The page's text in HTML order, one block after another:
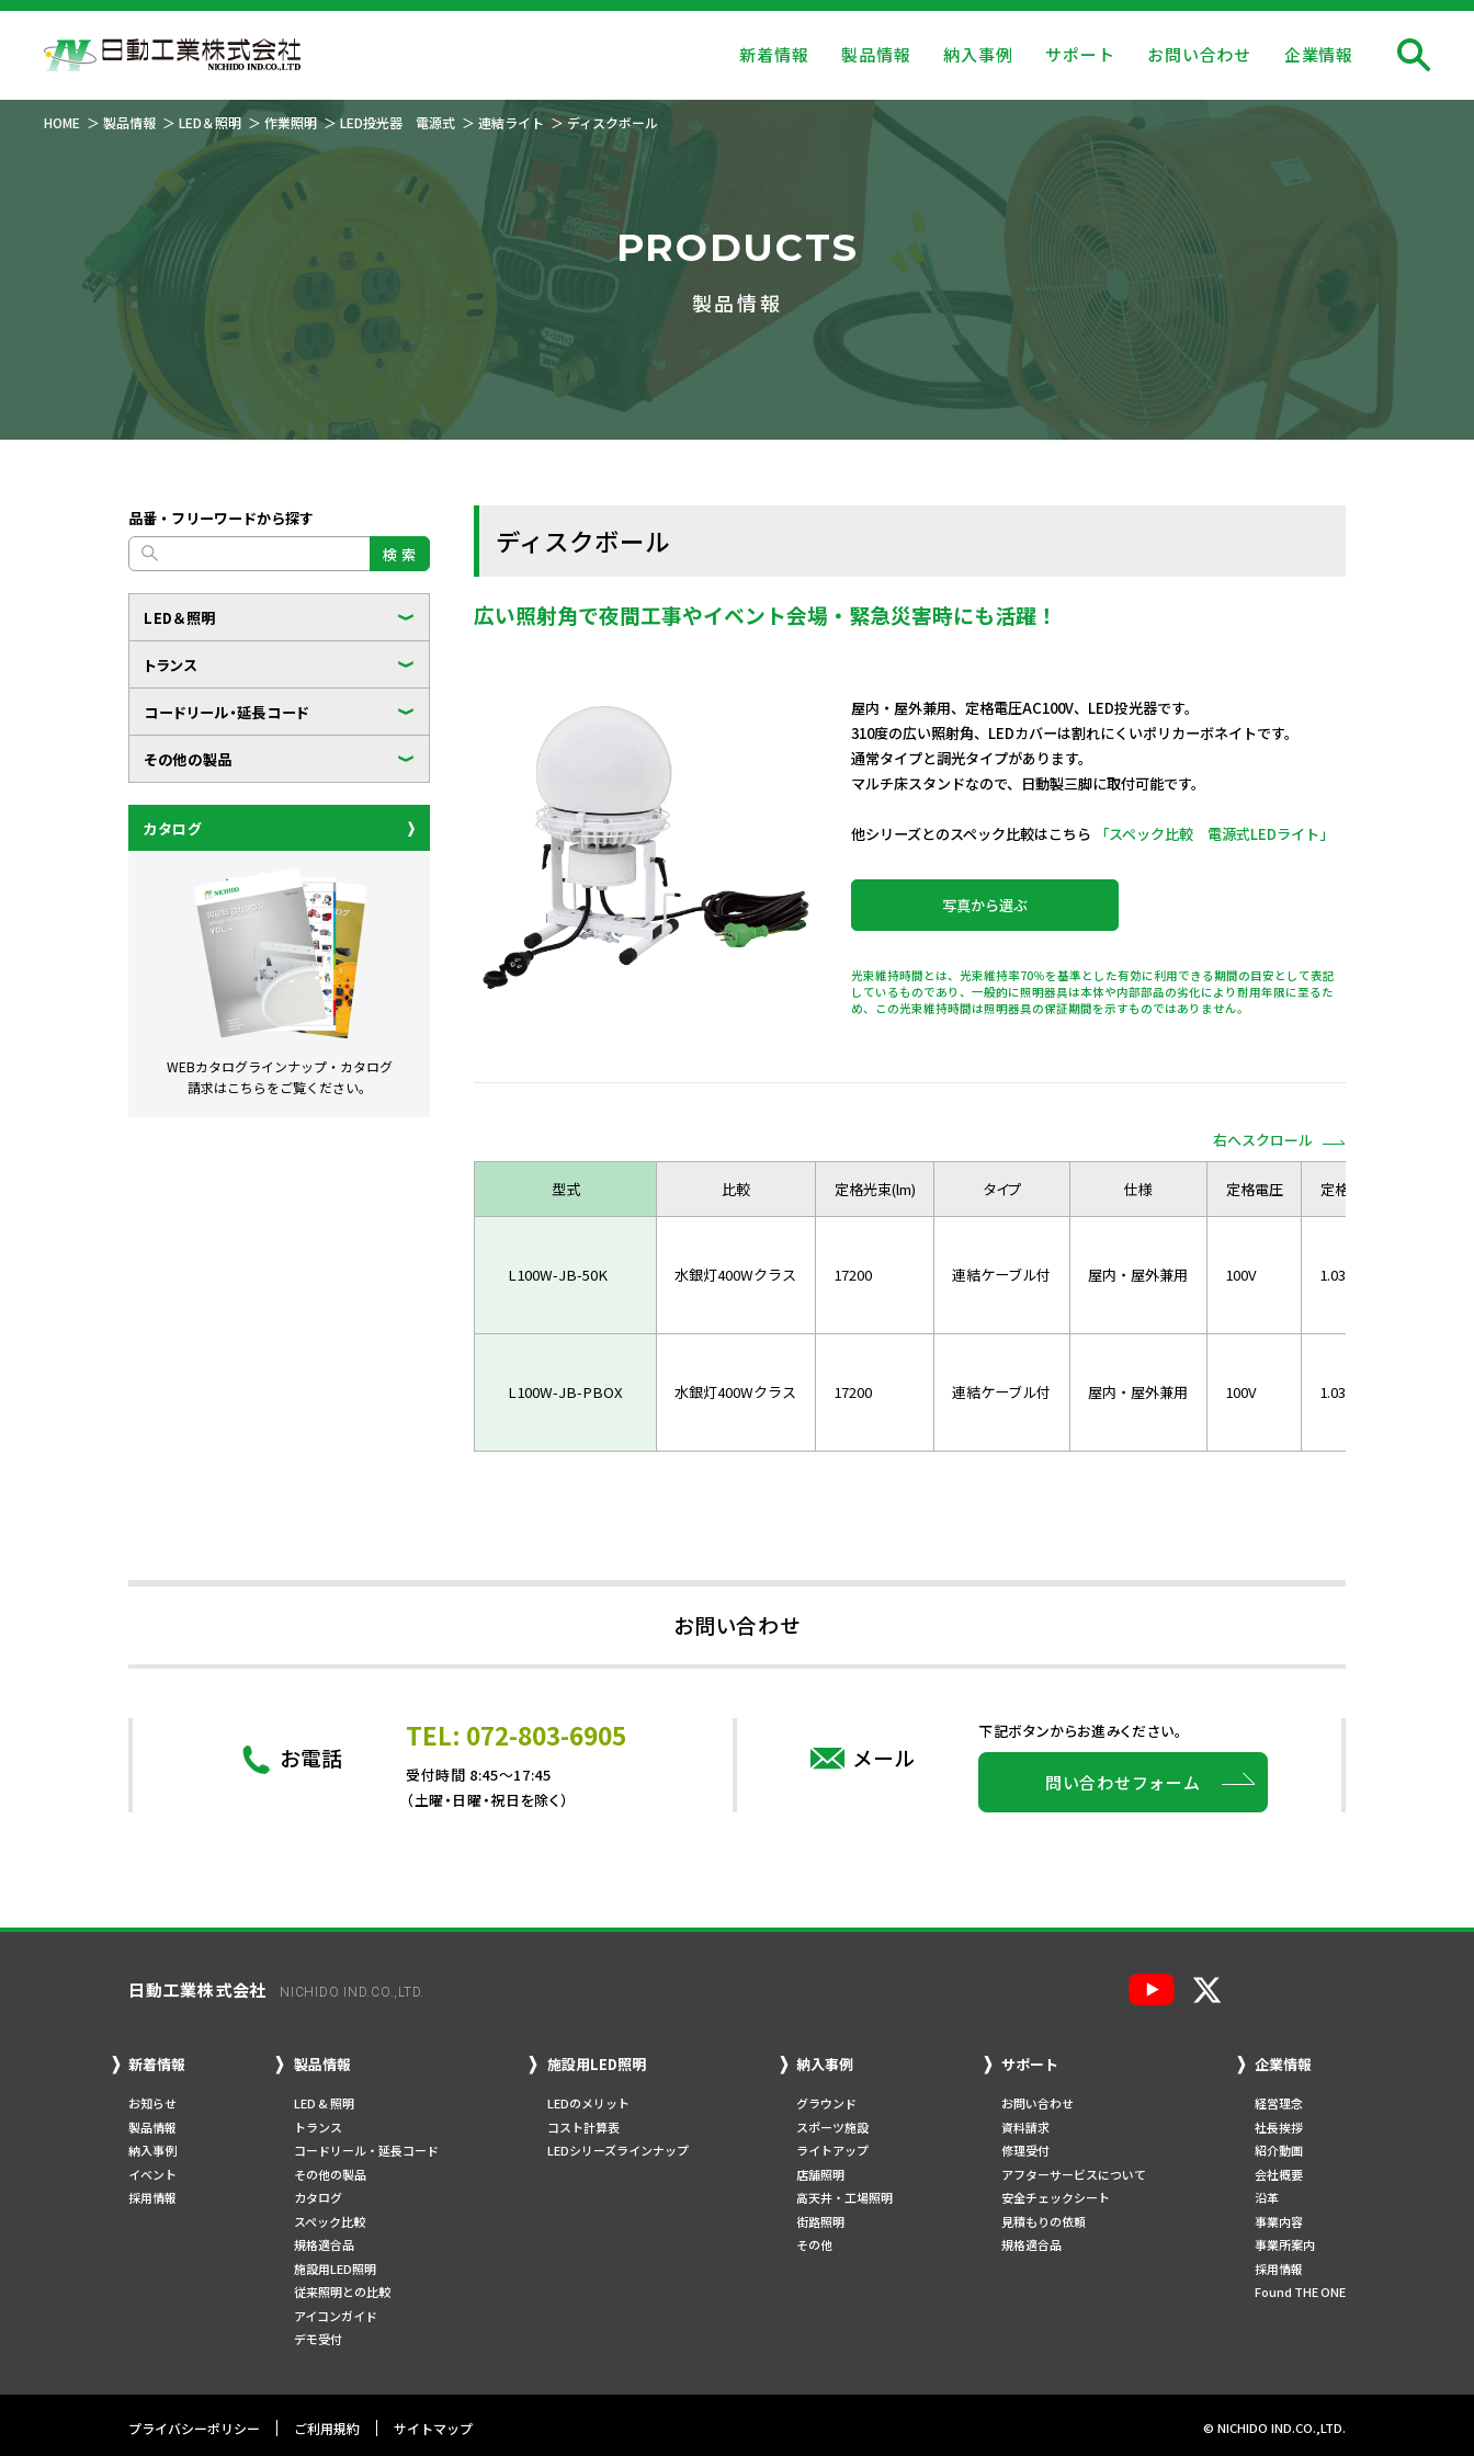
新着情報 製品情報 納入事例 サポート お問い合わせ 企業情報
HOME 製品情報 LED＆照明 作業照明 LED投光器 電源式 連結ライト ディスクボール
PRODUCTS
製品情報
品番・フリーワードから探す
検 索
LED＆照明
トランス
コードリール・延長コード
その他の製品
カタログ
WEBカタログラインナップ・ カタログ
請求はこちらをご覧ください。
ディスクボール
広い照射角で夜間工事やイベント会場・緊急災害時にも活躍！
屋内・屋外兼用、定格電圧AC100V、LED投光器です。
310度の広い照射角、LEDカバーは割れにくいポリカーボネイトです。
通常タイプと調光タイプがあります。
マルチ床スタンドなので、日動製三脚に取付可能です。
他シリーズとのスペック比較はこちら 「スペック比較 電源式LEDライト」
写真から選ぶ
光束維持時間とは、光束維持率70％を基準とした有効に利用できる期間の目安として表記
しているものであり、一般的に照明器具は本体や内部部品の劣化により耐用年限に至るた
め、この光束維持時間は照明器具の保証期間を示すものではありません。
右へスクロール
型式 比較 定格光束(lm) タイプ 仕様 定格電圧 定格電流
L100W-JB-50K 水銀灯400Wクラス 17200 連結ケーブル付 屋内・屋外兼用 100V 1.03A
L100W-JB-PBOX 水銀灯400Wクラス 17200 連結ケーブル付 屋内・屋外兼用 100V 1.03A
お問い合わせ
お電話
TEL: 072-803-6905
受付時間 8:45～17:45
（土曜・日曜・祝日を除く）
メール
下記ボタンからお進みください。
問い合わせフォーム
日動工業株式会社 NICHIDO IND.CO.,LTD.
新着情報
お知らせ
製品情報
納入事例
イベント
採用情報
製品情報
LED & 照明
トランス
コードリール・延長コード
その他の製品
カタログ
スペック比較
規格適合品
施設用LED照明
従来照明との比較
アイコンガイド
デモ受付
施設用LED照明
LEDのメリット
コスト計算表
LEDシリーズラインナップ
納入事例
グラウンド
スポーツ施設
ライトアップ
店舗照明
高天井・工場照明
街路照明
その他
サポート
お問い合わせ
資料請求
修理受付
アフターサービスについて
安全チェックシート
見積もりの依頼
規格適合品
企業情報
経営理念
社長挨拶
紹介動画
会社概要
沿革
事業内容
事業所案内
採用情報
Found THE ONE
プライバシーポリシー ご利用規約 サイトマップ © NICHIDO IND.CO.,LTD.